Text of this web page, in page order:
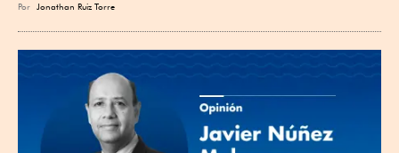
Por Jonathan Ruiz Torre